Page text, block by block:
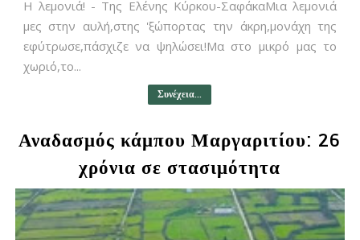
Η λεμονιά! - Της Ελένης Κύρκου-ΣαφάκαΜια λεμονιά
μες στην αυλή,στης 'ξώπορτας την άκρη,μονάχη της
εφύτρωσε,πάσχιζε να ψηλώσει!Μα στο μικρό μας το
χωριό,το...
Συνέχεια...
Αναδασμός κάμπου Μαργαριτίου: 26
χρόνια σε στασιμότητα